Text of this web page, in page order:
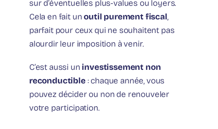
sur d’éventuelles plus-values ou loyers.
Cela en fait unoutil purement fiscal,
parfait pour ceux qui ne souhaitent pas
alourdir leur imposition à venir.
C’est aussi un investissement non
reconductible: chaque année, vous
pouvez décider ou non de renouveler
votre participation.